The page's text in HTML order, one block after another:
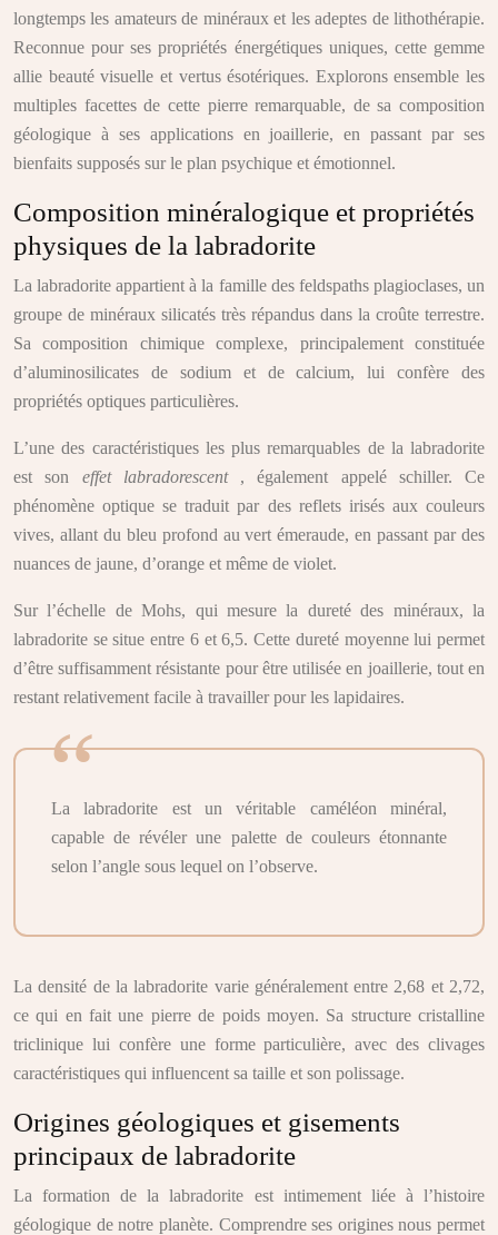
longtemps les amateurs de minéraux et les adeptes de lithothérapie.
Reconnue pour ses propriétés énergétiques uniques, cette gemme
allie beauté visuelle et vertus ésotériques. Explorons ensemble les
multiples facettes de cette pierre remarquable, de sa composition
géologique à ses applications en joaillerie, en passant par ses
bienfaits supposés sur le plan psychique et émotionnel.
Composition minéralogique et propriétés
physiques de la labradorite
La labradorite appartient à la famille des feldspaths plagioclases, un
groupe de minéraux silicatés très répandus dans la croûte terrestre.
Sa composition chimique complexe, principalement constituée
d’aluminosilicates de sodium et de calcium, lui confère des
propriétés optiques particulières.
L’une des caractéristiques les plus remarquables de la labradorite
est son effet labradorescent , également appelé schiller. Ce
phénomène optique se traduit par des reflets irisés aux couleurs
vives, allant du bleu profond au vert émeraude, en passant par des
nuances de jaune, d’orange et même de violet.
Sur l’échelle de Mohs, qui mesure la dureté des minéraux, la
labradorite se situe entre 6 et 6,5. Cette dureté moyenne lui permet
d’être suffisamment résistante pour être utilisée en joaillerie, tout en
restant relativement facile à travailler pour les lapidaires.
La labradorite est un véritable caméléon minéral,
capable de révéler une palette de couleurs étonnante
selon l’angle sous lequel on l’observe.
La densité de la labradorite varie généralement entre 2,68 et 2,72,
ce qui en fait une pierre de poids moyen. Sa structure cristalline
triclinique lui confère une forme particulière, avec des clivages
caractéristiques qui influencent sa taille et son polissage.
Origines géologiques et gisements
principaux de labradorite
La formation de la labradorite est intimement liée à l’histoire
géologique de notre planète. Comprendre ses origines nous permet